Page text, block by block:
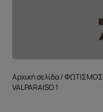
Αρχική σελίδα/ΦΩΤΙΣΜΟΣ
VALPARAISO 1